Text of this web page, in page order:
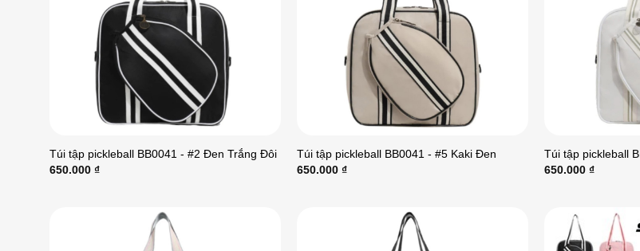
Túi tập pickleball BB0041 - #2 Đen Trắng Đôi
650.000 ₫
Túi tập pickleball BB0041 - #5 Kaki Đen
650.000 ₫
Túi tập pickleball
650.000 ₫